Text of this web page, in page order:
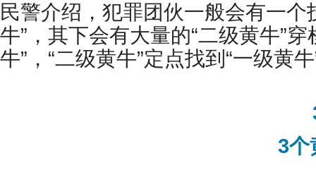
民警介绍，犯罪团伙一般会有一
牛”，其下会有大量的“二级黄牛”
牛”，“二级黄牛”定点找到“一级黄
3个